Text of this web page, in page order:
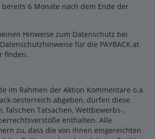
6 Monate nach dem Ende der
Hinweise zum Datenschutz bei
für die PAYBACK.at
finden.
im Rahmen der Aktion Kommentare o.ä.
abgeben, dürfen diese
falschen Tatsachen, Wettbewerbs-,
enthalten. Alle
zu, dass die von ihnen eingereichten